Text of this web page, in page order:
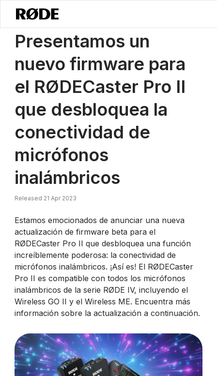
Noticias / Presentamos El Nuevo Firmware Para El RØDECaster
Presentamos un
nuevo firmware para
el RØDECaster Pro II
que desbloquea la
conectividad de
micrófonos
inalámbricos
Released 21 Apr 2023
Estamos emocionados de anunciar una nueva
actualización de firmware beta para el
RØDECaster Pro II que desbloquea una función
increíblemente poderosa: la conectividad de
micrófonos inalámbricos. ¡Así es! El RØDECaster
Pro II es compatible con todos los micrófonos
inalámbricos de la serie RØDE IV, incluyendo el
Wireless GO II y el Wireless ME. Encuentra más
información sobre la actualización a continuación.